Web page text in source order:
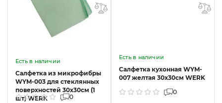
Есть в наличии
Салфетка из микрофибры
WYM-003 для стеклянных
поверхностей 30x30см (1
шт) WERK
0
Есть в наличии
Салфетка кухонная WYM-
007 желтая 30х30см WERK
0